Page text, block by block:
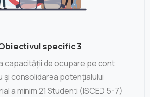
specific 3
capacității de ocupare pe cont
și consolidarea potențialului
a minim 21 Studenți (ISCED 5-7)